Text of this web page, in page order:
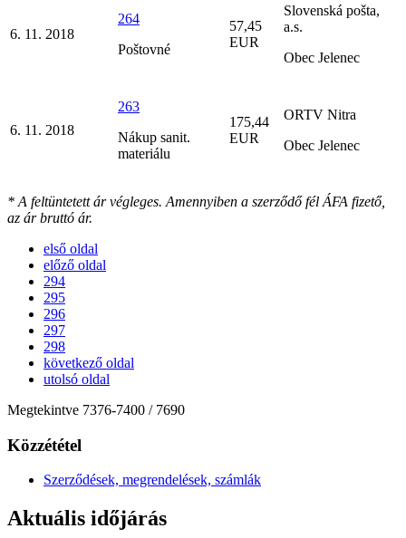
6. 11. 2018
264
Poštovné
57,45
EUR
Slovenská pošta,
a.s.
Obec Jelenec
6. 11. 2018
263
Nákup sanit.
materiálu
175,44
EUR
ORTV Nitra
Obec Jelenec
* A feltüntetett ár végleges. Amennyiben a szerződő fél ÁFA fizető,
az ár bruttó ár.
első oldal
előző oldal
294
295
296
297
298
következő oldal
utolsó oldal
Megtekintve 7376-7400 / 7690
Közzététel
Szerződések, megrendelések, számlák
Aktuális időjárás